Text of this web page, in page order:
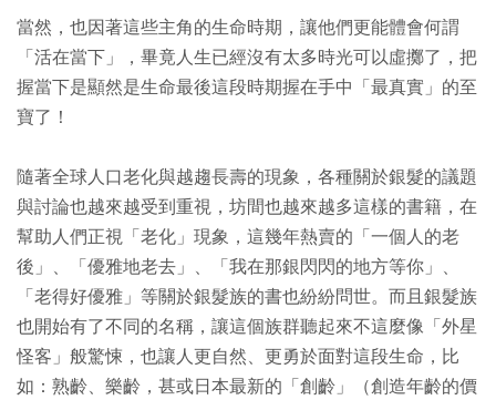
當然，也因著這些主角的生命時期，讓他們更能體會何謂
「活在當下」，畢竟人生已經沒有太多時光可以虛擲了，把
握當下是顯然是生命最後這段時期握在手中「最真實」的至
寶了！
隨著全球人口老化與越趨長壽的現象，各種關於銀髮的議題
與討論也越來越受到重視，坊間也越來越多這樣的書籍，在
幫助人們正視「老化」現象，這幾年熱賣的「一個人的老
後」、「優雅地老去」、「我在那銀閃閃的地方等你」、
「老得好優雅」等關於銀髮族的書也紛紛問世。而且銀髮族
也開始有了不同的名稱，讓這個族群聽起來不這麼像「外星
怪客」般驚悚，也讓人更自然、更勇於面對這段生命，比
如：熟齡、樂齡，甚或日本最新的「創齡」（創造年齡的價